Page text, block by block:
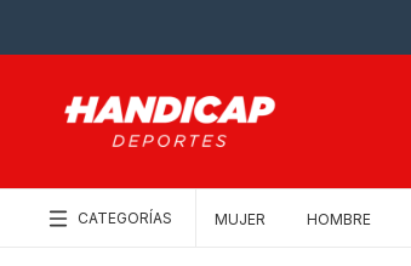
CATEGORÍAS MUJER HOMBRE